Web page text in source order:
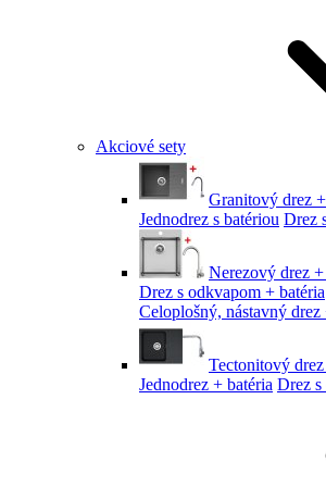
Akciové sety
Granitový drez
Jednodrez s batériou Drez
Nerezový drez +
Drez s odkvapom + batéria
Celoplošný, nástavný drez
Tectonitový
Jednodrez + batéria Drez s